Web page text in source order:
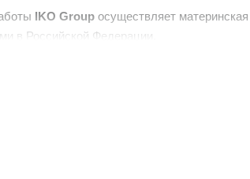
IKO Groupосуществляет
в Российской Федерации.
Беларуси, Кыргызстане,
- под торговой маркой КОМЕК.